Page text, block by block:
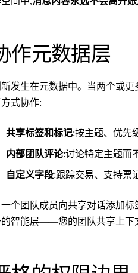
作元数据层
发生在元数据中。当两个或
式协作:
共享标签和标记:按主题、优先
内部团队评论:讨论特定主题而
自定义字段:跟踪交易、支持票
一个团队成员向共享对话添加
智能层——您的团队共享上下